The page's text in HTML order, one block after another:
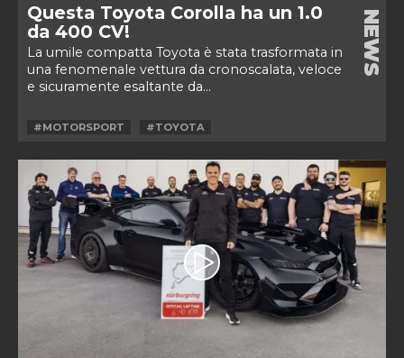
Questa Toyota Corolla ha un 1.0
da 400 CV!
La umile compatta Toyota è stata trasformata in
una fenomenale vettura da cronoscalata, veloce
e sicuramente esaltante da...
NEWS
#MOTORSPORT #TOYOTA